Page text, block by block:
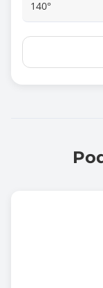
140°
Zasilanie
220V-240V, 50
Wymiary [G x